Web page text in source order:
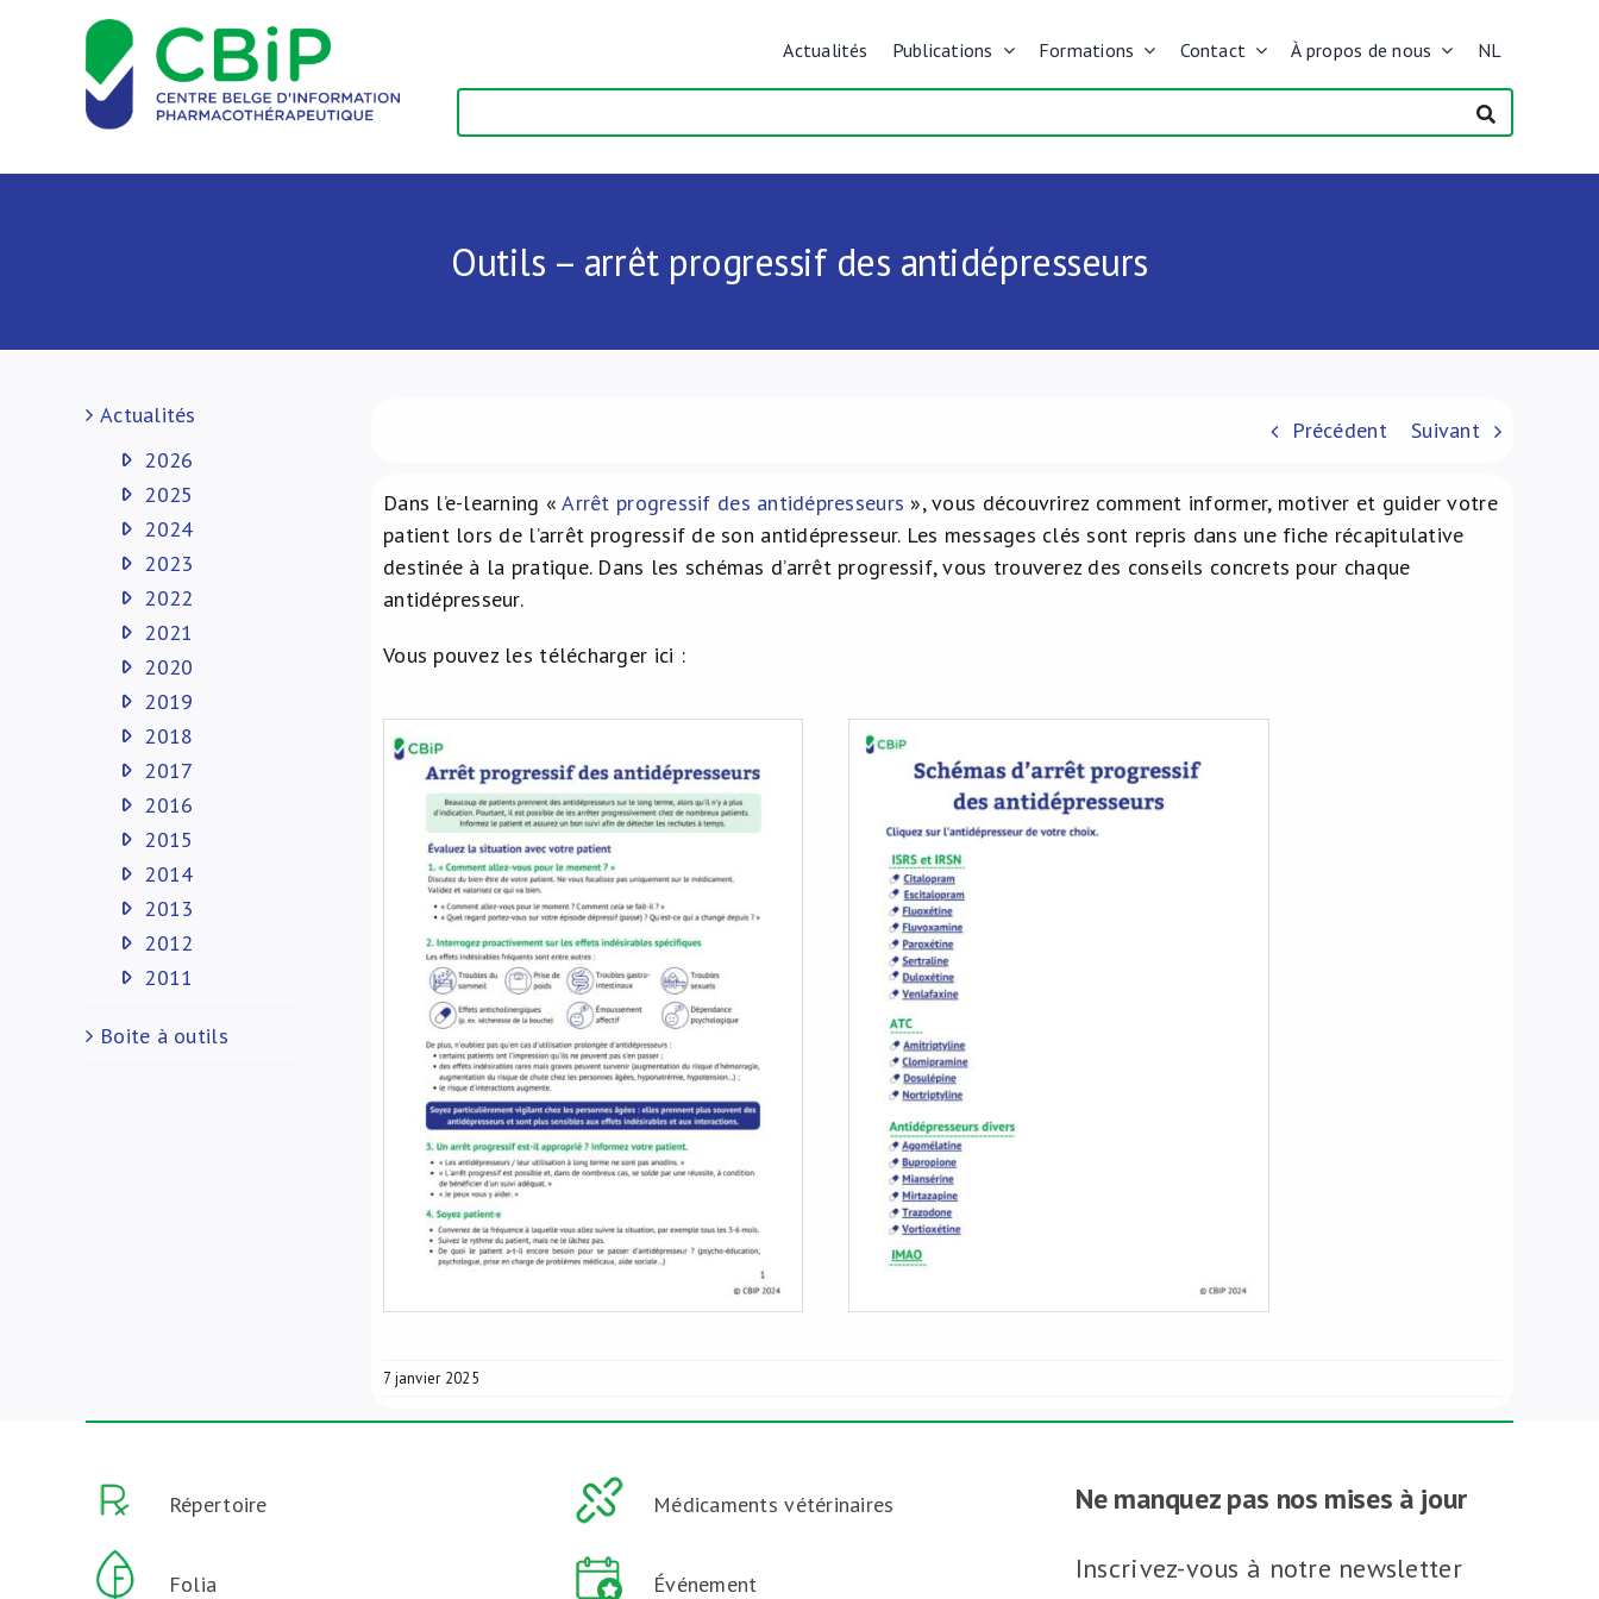
Actualités Publications Formations Contact À propos de nous NL
Outils – arrêt progressif des antidépresseurs
Précédent Suivant
Dans l’e-learning «Arrêt progressif des antidépresseurs », vous découvrirez comment informer, motiver et guider votre
patient lors de l’arrêt progressif de son antidépresseur. Les messages clés sont repris dans une fiche récapitulative
destinée à la pratique. Dans les schémas d’arrêt progressif, vous trouverez des conseils concrets pour chaque
antidépresseur.
Vous pouvez les télécharger ici :
7 janvier 2025
Actualités
2026
2025
2024
2023
2022
2021
2020
2019
2018
2017
2016
2015
2014
2013
2012
2011
Boite à outils
Répertoire Médicaments vétérinaires
Folia Événement
Ne manquez pas nos mises à jour
Inscrivez-vous à notre newsletter